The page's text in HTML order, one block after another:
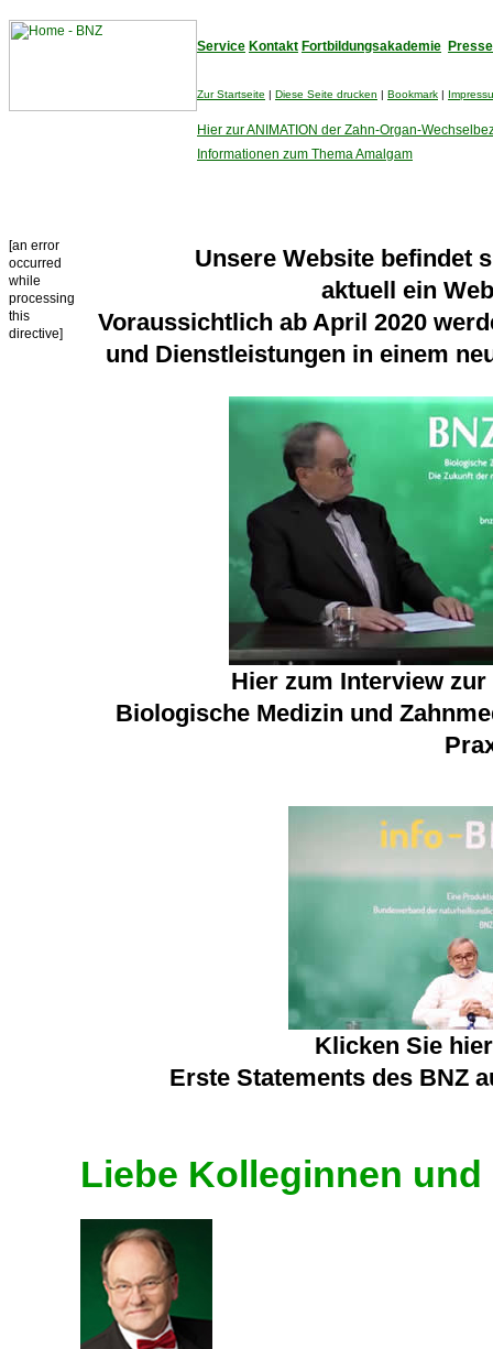
Service Kontakt Fortbildungsakademie Presse
Zur Startseite | Diese Seite drucken | Bookmark |
Hier zur ANIMATION der Zahn-Organ-
Informationen zum Thema Amalgam
[an error
occurred
while
processing
this
directive]
Unsere Website befindet
aktuell ein
Voraussichtlich ab April 2020
und Dienstleistungen in einem
Hier zum Interview
Biologische Medizin und
Klicken Sie
Erste Statements des BNZ
Liebe Kolleginnen